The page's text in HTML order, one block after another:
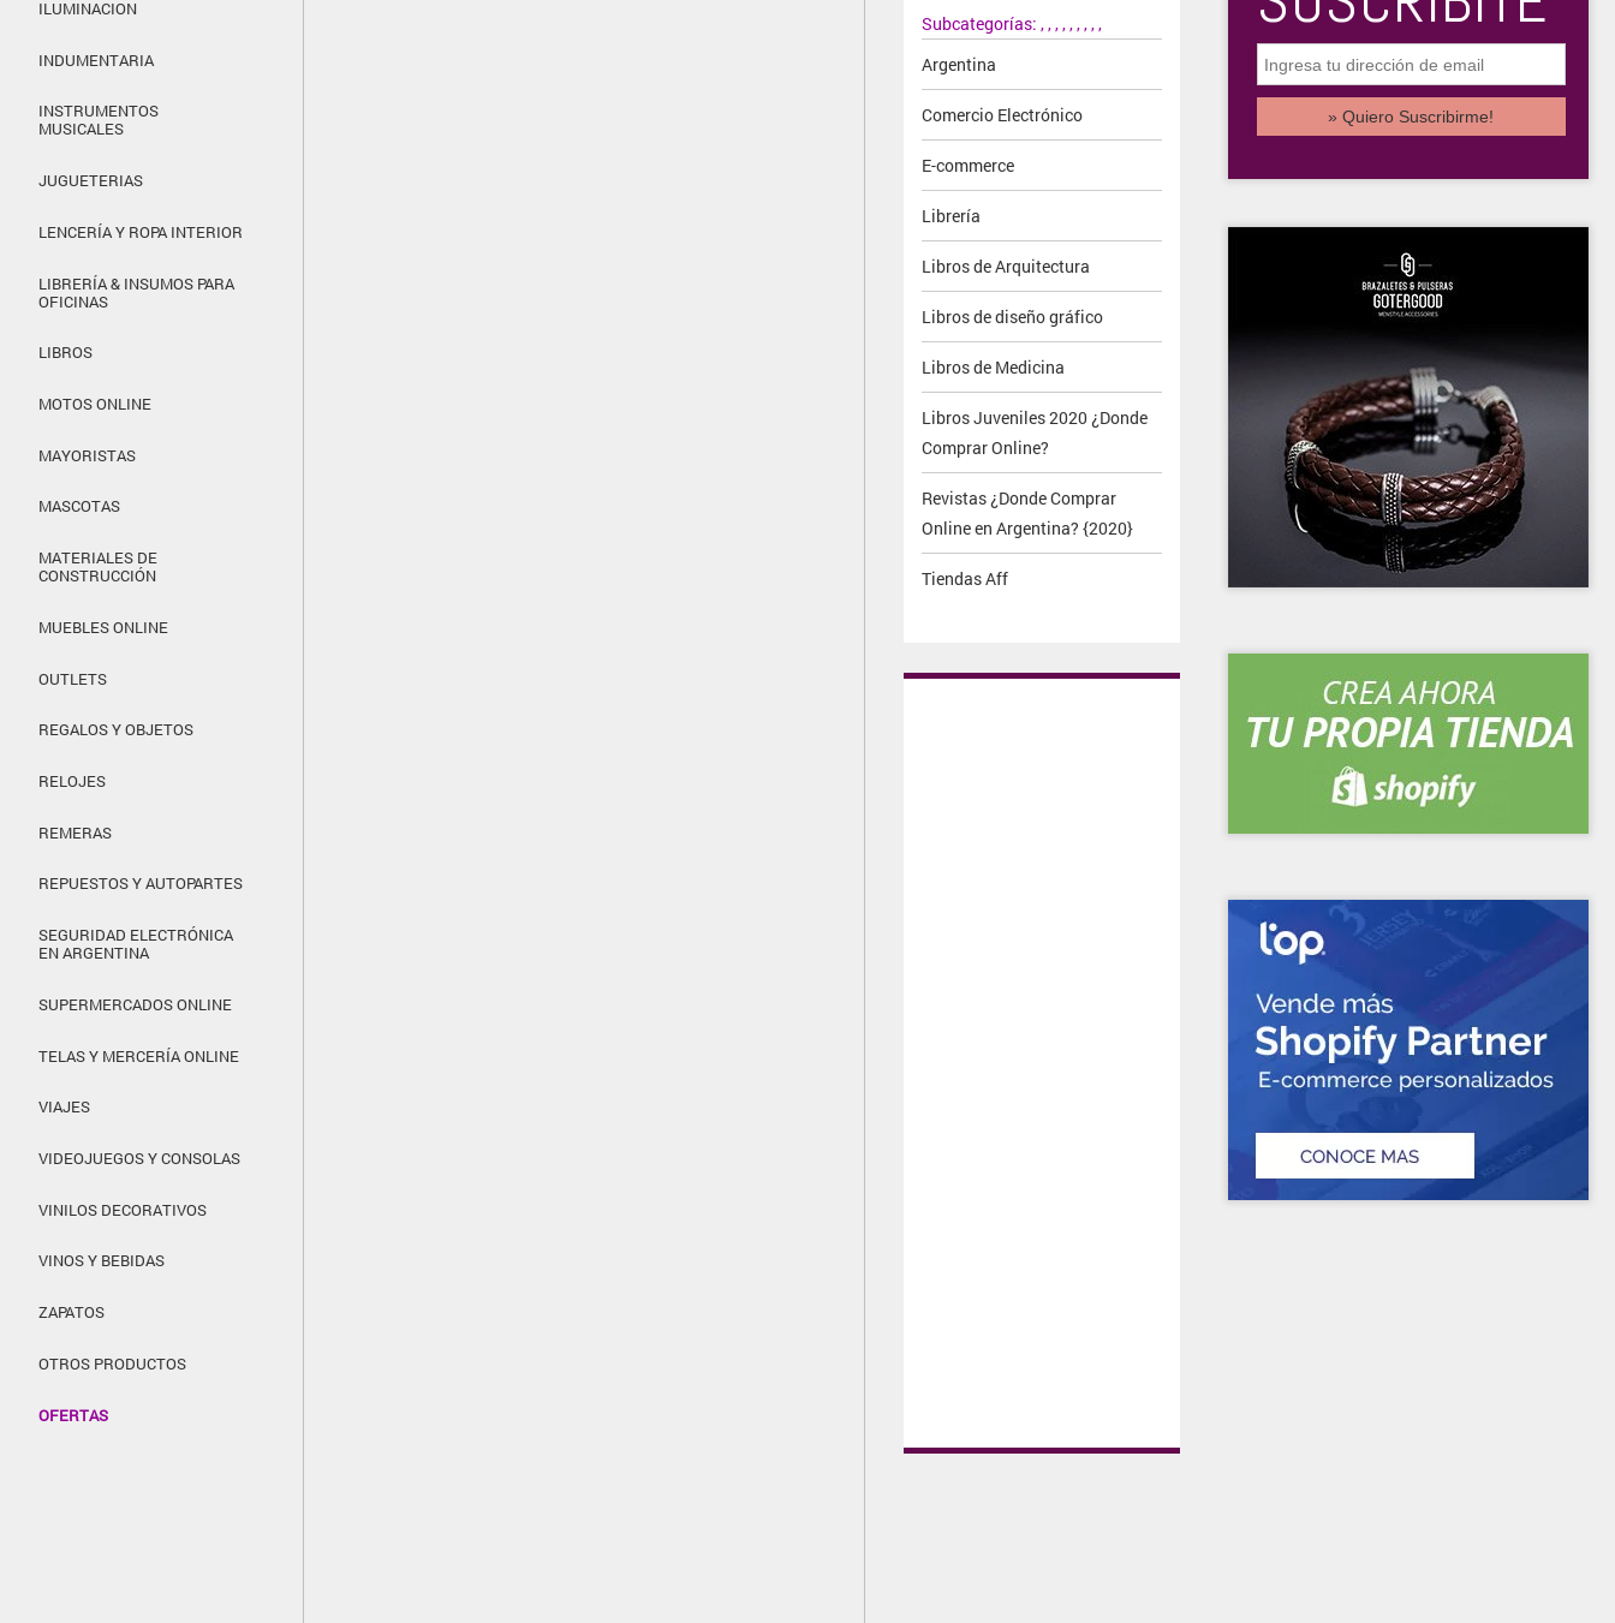
ILUMINACION
INDUMENTARIA
INSTRUMENTOS
MUSICALES
JUGUETERIAS
LENCERÍA Y ROPA INTERIOR
LIBRERÍA & INSUMOS PARA
OFICINAS
LIBROS
MOTOS ONLINE
MAYORISTAS
MASCOTAS
MATERIALES DE
CONSTRUCCIÓN
MUEBLES ONLINE
OUTLETS
REGALOS Y OBJETOS
RELOJES
REMERAS
REPUESTOS Y AUTOPARTES
SEGURIDAD ELECTRÓNICA
EN ARGENTINA
SUPERMERCADOS ONLINE
TELAS Y MERCERÍA ONLINE
VIAJES
VIDEOJUEGOS Y CONSOLAS
VINILOS DECORATIVOS
VINOS Y BEBIDAS
ZAPATOS
OTROS PRODUCTOS
OFERTAS
Subcategorías:
Argentina
,
Comercio Electrónico
,
E-commerce
,
Librería
,
Libros de Arquitectura
,
Libros de diseño gráfico
,
Libros de Medicina
,
Libros Juveniles 2020 ¿Donde
Comprar Online?
,
Revistas ¿Donde Comprar
Online en Argentina? {2020}
,
Tiendas Aff